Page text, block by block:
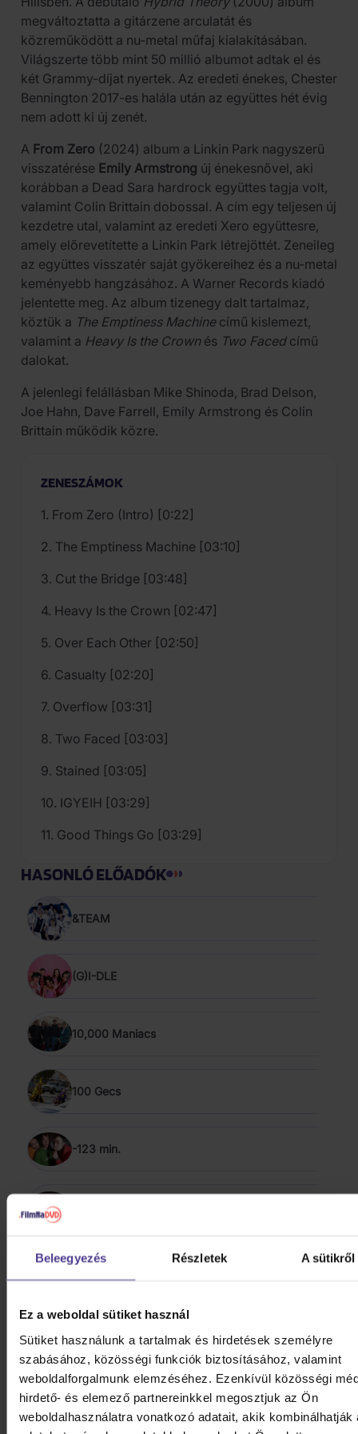
Beleegyezés Részletek A sütikről
Ez a weboldal sütiket használ
Sütiket használunk a tartalmak és hirdetések személyre
szabásához, közösségi funkciók biztosításához, valamint
weboldalforgalmunk elemzéséhez. Ezenkívül közösségi
hirdető- és elemező partnereinkkel megosztjuk az Ön
weboldalhasználatra vonatkozó adatait, akik kombinálhatják
megváltoztatta a gitárzene arculatát és
közreműködött a nu-metal műfaj kialakításában.
Világszerte több mint 50 millió albumot adtak el és
két Grammy-díjat nyertek. Az eredeti énekes, Chester
Bennington 2017-es halála után az együttes hét évig
nem adott ki új zenét.
A From Zero (2024) album a Linkin Park nagyszerű
visszatérése Emily Armstrong új énekesnővel, aki
korábban a Dead Sara hardrock együttes tagja volt,
valamint Colin Brittain dobossal. A cím egy teljesen új
kezdetre utal, valamint az eredeti Xero együttesre,
amely előrevetítette a Linkin Park létrejöttét. Zeneileg
az együttes visszatér saját gyökereihez és a nu-metal
keményebb hangzásához. A Warner Records kiadó
jelentette meg. Az album tizenegy dalt tartalmaz,
köztük a The Emptiness Machinecímű kislemezt,
valamint a Heavy Is the Crownés Two Facedcímű
dalokat.
A jelenlegi felállásban Mike Shinoda, Brad Delson,
Joe Hahn, Dave Farrell, Emily Armstrong és Colin
Brittain működik közre.
ZENESZÁMOK
1. From Zero (Intro) [0:22]
2. The Emptiness Machine [03:10]
3. Cut the Bridge [03:48]
4. Heavy Is the Crown [02:47]
5. Over Each Other [02:50]
6. Casualty [02:20]
7. Overflow [03:31]
8. Two Faced [03:03]
9. Stained [03:05]
10. IGYEIH [03:29]
11. Good Things Go [03:29]
HASONLÓ ELŐADÓK
&TEAM
(G)I-DLE
10,000 Maniacs
100 Gecs
-123 min.
SZIKLA 2019 - 2026
Harlej: Best Of 30 let (2006 -
2025) Part 2
Raktáron 4 890 Ft